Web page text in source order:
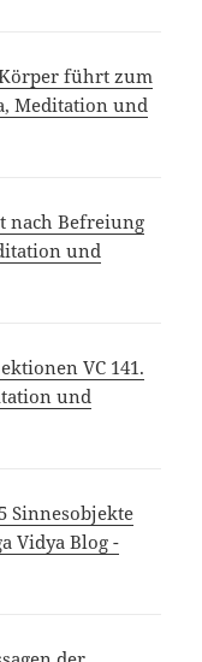
führt zum
Meditation und
nach Befreiung
und
VC 141.
und
Sinnesobjekte
Vidya Blog -